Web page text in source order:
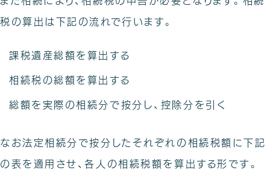
税の算出は下記の流れで行います。
課税遺産総額を算出する
相続税の総額を算出する
総額を実際の相続分で按分し、控除分を引く
なお法定相続分で按分したそれぞれの相続税額に下記
の表を適用させ、各人の相続税額を算出する形です。